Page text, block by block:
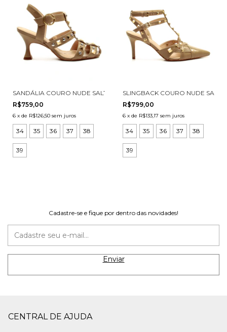
SANDÁLIA COURO NUDE SALTO MÉDIO CECCONELLO 3031001-1
R$759,00
6 x de R$126,50 sem juros
34 35 36 37 38
39
SLINGBACK COURO NUDE
R$799,00
6 x de R$133,17 sem juros
34 35 36 37 38
39
Cadastre-se e fique por dentro das novidades!
CENTRAL DE AJUDA